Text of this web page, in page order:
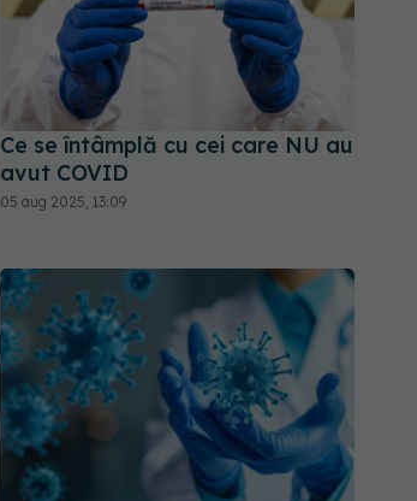
Ce se întâmplă cu cei care NU au
avut COVID
05 aug 2025, 13:09